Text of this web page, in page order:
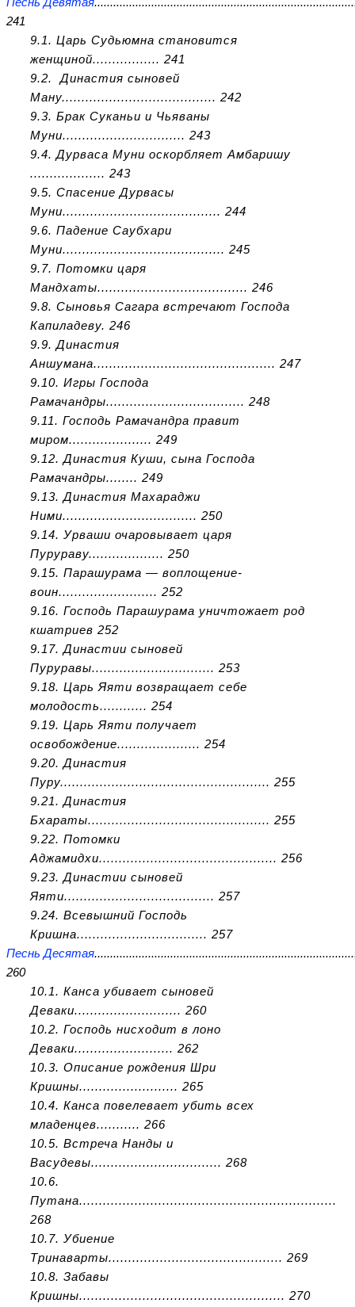
241
9.1. Царь Судьюмна становится
женщиной................. 241
9.2. Династия сыновей
Ману....................................... 242
9.3. Брак Суканьи и Чьяваны
Муни............................... 243
9.4. Дурваса Муни оскорбляет Амбаришу
................... 243
9.5. Спасение Дурвасы
Муни........................................ 244
9.6. Падение Саубхари
Муни......................................... 245
9.7. Потомки царя
Мандхаты...................................... 246
9.8. Сыновья Сагара встречают Господа
Капиладеву. 246
9.9. Династия
Аншумана.............................................. 247
9.10. Игры Господа
Рамачандры................................... 248
9.11. Господь Рамачандра правит
миром..................... 249
9.12. Династия Куши, сына Господа
Рамачандры........ 249
9.13. Династия Махараджи
Ними.................................. 250
9.14. Урваши очаровывает царя
Пурураву................... 250
9.15. Парашурама — воплощение-
воин......................... 252
9.16. Господь Парашурама уничтожает род
кшатриев 252
9.17. Династии сыновей
Пуруравы............................... 253
9.18. Царь Яяти возвращает себе
молодость............ 254
9.19. Царь Яяти получает
освобождение..................... 254
9.20. Династия
Пуру..................................................... 255
9.21. Династия
Бхараты.............................................. 255
9.22. Потомки
Аджамидхи............................................. 256
9.23. Династии сыновей
Яяти...................................... 257
9.24. Всевышний Господь
Кришна................................. 257
Песнь Десятая
260
10.1. Канса убивает сыновей
Деваки........................... 260
10.2. Господь нисходит в лоно
Деваки......................... 262
10.3. Описание рождения Шри
Кришны......................... 265
10.4. Канса повелевает убить всех
младенцев........... 266
10.5. Встреча Нанды и
Васудевы................................. 268
10.6.
Путана.................................................................
268
10.7. Убиение
Тринаварты............................................ 269
10.8. Забавы
Кришны.................................................... 270